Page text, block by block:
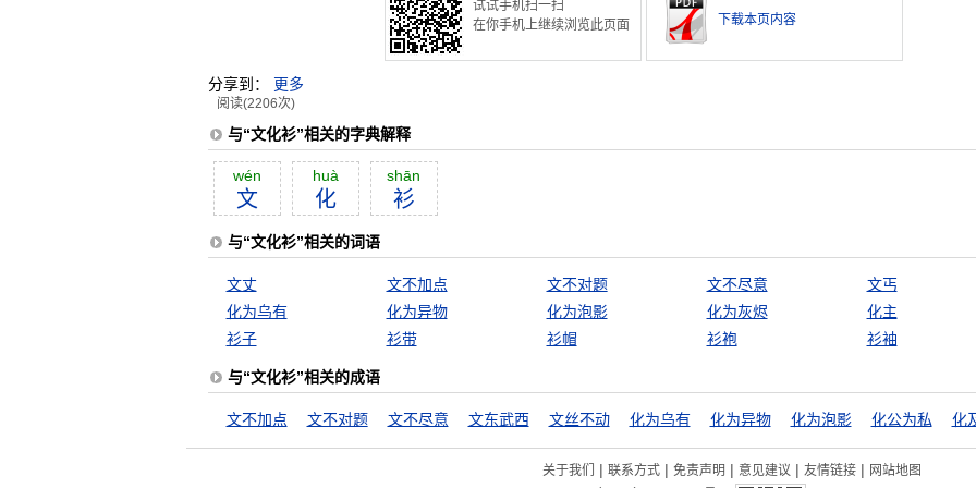
试试手机扫一扫
在你手机上继续浏览此页面
下载本页内容
分享到： 更多
阅读(2206次)
与“文化衫”相关的字典解释
wén
文
huà
化
shān
衫
与“文化衫”相关的词语
文丈 文不加点 文不对题 文不尽意
文丐
化为乌有
化为异物 化为泡影 化为灰烬
化主
衫子
衫带 衫帽 衫袍 衫袖
与“文化衫”相关的成语
文不加点 文不对题 文不尽意 文东武西 文丝不动 化为乌有 化为异物 化为泡影 化公为私 化
关于我们 | 联系方式 | 免责声明 | 意见建议 | 友情链接 | 网站地图